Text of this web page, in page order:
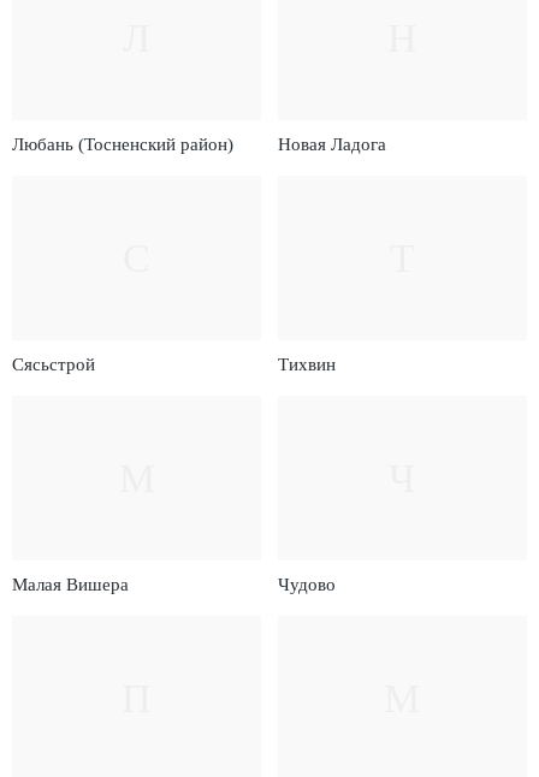
Любань (Тосненский район) Новая Ладога
Сясьстрой Тихвин
Малая Вишера Чудово